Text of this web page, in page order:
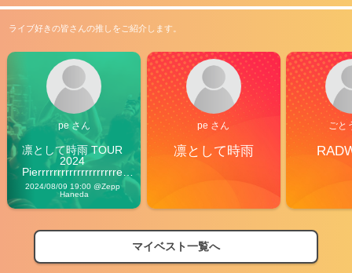
ライブ好きの皆さんの推しをご紹介します。
pe さん
凛として時雨 TOUR
2024
Pierrrrrrrrrrrrrrrrrrrre
Vibes
2024/08/09 19:00 @Zepp
Haneda
pe さん
凛として時雨
ごと
マイベスト一覧へ
【フェス特集2026】フェス情報はここから！